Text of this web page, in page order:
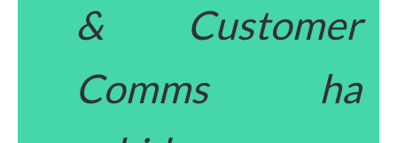
& Customer
Comms ha